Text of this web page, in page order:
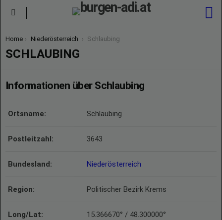
You are here:
Home Niederösterreich Schlaubing
SCHLAUBING
Informationen über Schlaubing
Ortsname: Schlaubing
Postleitzahl: 3643
Bundesland: Niederösterreich
Region: Politischer Bezirk Krems
Long/Lat: 15.366670° / 48.300000°